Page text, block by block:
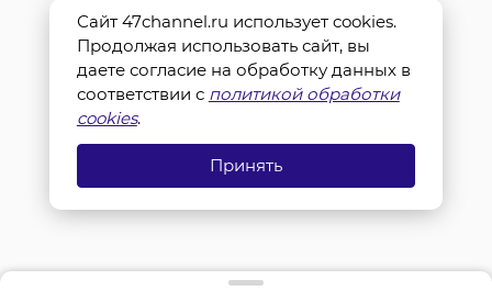
Сайт 47channel.ru использует cookies.
Продолжая использовать сайт, вы
даете согласие на обработку данных в
соответствии с политикой обработки
cookies.
Принять